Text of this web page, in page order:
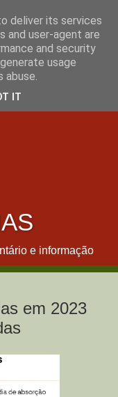
e informação
em 2023
deliver its services
and user-agent are
and security
usage
abuse.
IT